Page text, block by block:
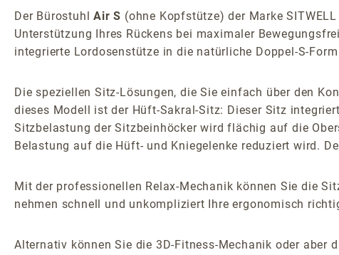
Der BürostuhlAir S (ohne Kopfstütze) der Marke
Unterstützung Ihres Rückens bei maximaler
integrierte Lordosenstütze in die natürliche Doppel-S-
Die speziellen Sitz-Lösungen, die Sie einfach über den
dieses Modell ist der Hüft-Sakral-Sitz: Dieser Sitz
Sitzbelastung der Sitzbeinhöcker wird flächig auf die
Belastung auf die Hüft- und Kniegelenke reduziert wird.
Mit der professionellen Relax-Mechanik können Sie die
nehmen schnell und unkompliziert Ihre ergonomisch
Alternativ können Sie die 3D-Fitness-Mechanik oder aber